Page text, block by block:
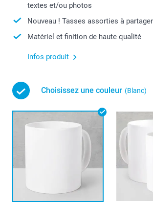
textes et/ou photos
Nouveau ! Tasses assorties à partager
Matériel et finition de haute qualité
Infos produit
Choisissez une couleur (Blanc)